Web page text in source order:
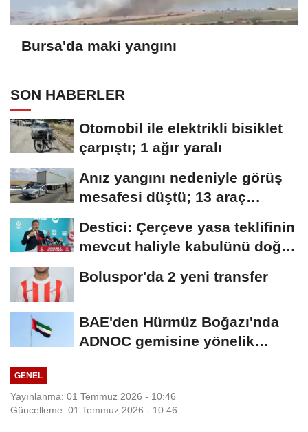
Bursa'da maki yangını
SON HABERLER
Otomobil ile elektrikli bisiklet
çarpıştı; 1 ağır yaralı
Anız yangını nedeniyle görüş
mesafesi düştü; 13 araç
Destici: Çerçeve yasa teklifinin
mevcut haliyle kabulünü doğru
Boluspor'da 2 yeni transfer
BAE'den Hürmüz Boğazı'nda
ADNOC gemisine yönelik
GENEL
Yayınlanma: 01 Temmuz 2026 - 10:46
Güncelleme: 01 Temmuz 2026 - 10:46